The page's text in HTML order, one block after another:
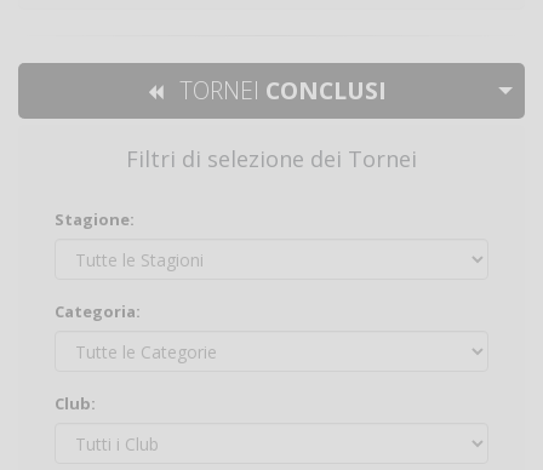
TORNEI CONCLUSI
Filtri di selezione dei Tornei
Stagione:
Categoria:
Club: